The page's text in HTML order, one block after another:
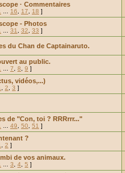
· Commentaires
16 17 18 ]
- Photos
31 32 33 ]
du Chan de Captainaruto.
au public.
7 8 9 ]
vidéos,...)
2 3 ]
de "Con, toi ? RRRrrr..."
49 50 51 ]
?
2 ]
de vos animaux.
3 4 5 ]